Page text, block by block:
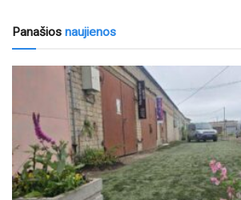
Panašios naujienos